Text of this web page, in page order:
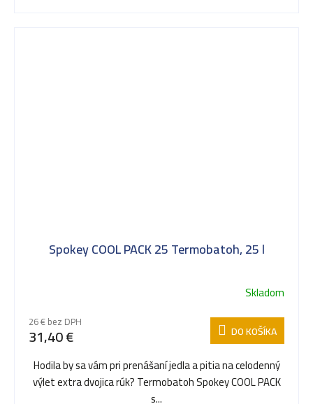
Spokey COOL PACK 25 Termobatoh, 25 l
Skladom
26 € bez DPH
31,40 € DO KOŠÍKA
Hodila by sa vám pri prenášaní jedla a pitia na celodenný
výlet extra dvojica rúk? Termobatoh Spokey COOL PACK
s...